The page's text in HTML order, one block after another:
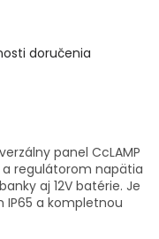
doručenia
panel CcLAMP
a regulátorom napätia
aj 12V batérie. Je
IP65 a kompletnou